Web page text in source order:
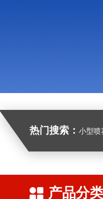
热门搜索： 小型喷雾干燥
产品分类